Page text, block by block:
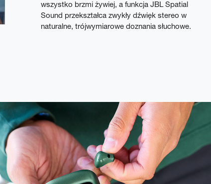
wszystko brzmi żywiej, a funkcja JBL Spatial
Sound przekształca zwykły dźwięk stereo w
naturalne, trójwymiarowe doznania słuchowe.